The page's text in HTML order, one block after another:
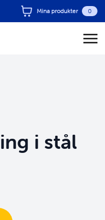
Mina produkter 0
i stål